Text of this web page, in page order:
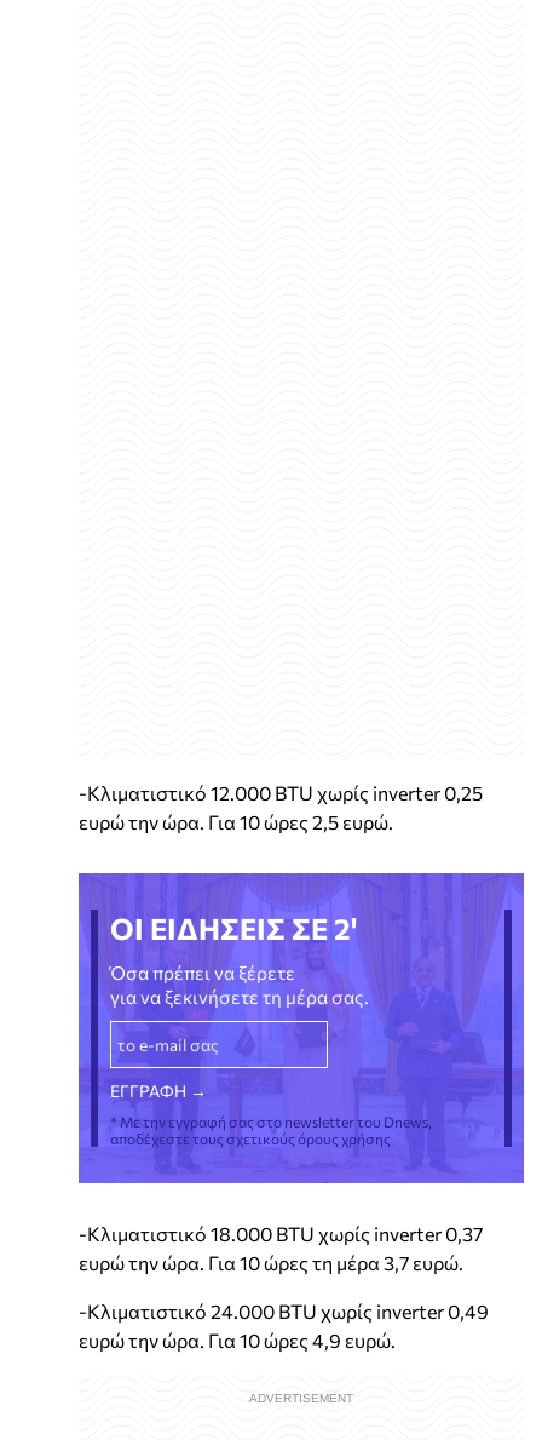
-Κλιματιστικό 12.000 BTU χωρίς inverter 0,25
ευρώ την ώρα. Για 10 ώρες 2,5 ευρώ.
ΟΙ ΕΙΔΗΣΕΙΣ ΣΕ 2'
Όσα πρέπει να ξέρετε
για να ξεκινήσετε τη μέρα σας.
* Με την εγγραφή σας στο newsletter του Dnews,
αποδέχεστε τους σχετικούς όρους χρήσης
-Κλιματιστικό 18.000 BTU χωρίς inverter 0,37
ευρώ την ώρα. Για 10 ώρες τη μέρα 3,7 ευρώ.
-Κλιματιστικό 24.000 BTU χωρίς inverter 0,49
ευρώ την ώρα. Για 10 ώρες 4,9 ευρώ.